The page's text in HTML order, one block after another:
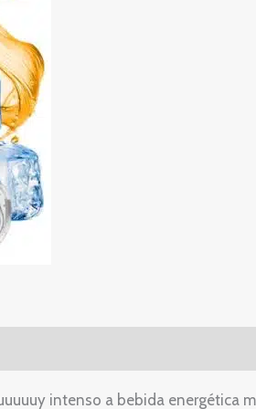
intenso a bebida energética